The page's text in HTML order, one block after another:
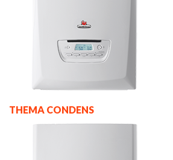
THEMA CONDENS